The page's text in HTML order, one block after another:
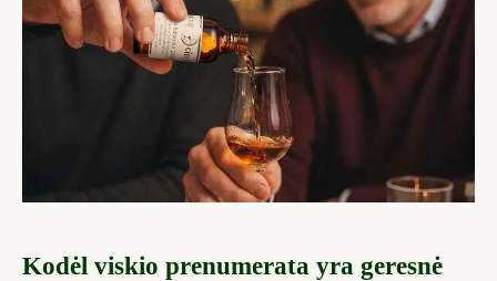
Kodėl viskio prenumerata yra geresnė